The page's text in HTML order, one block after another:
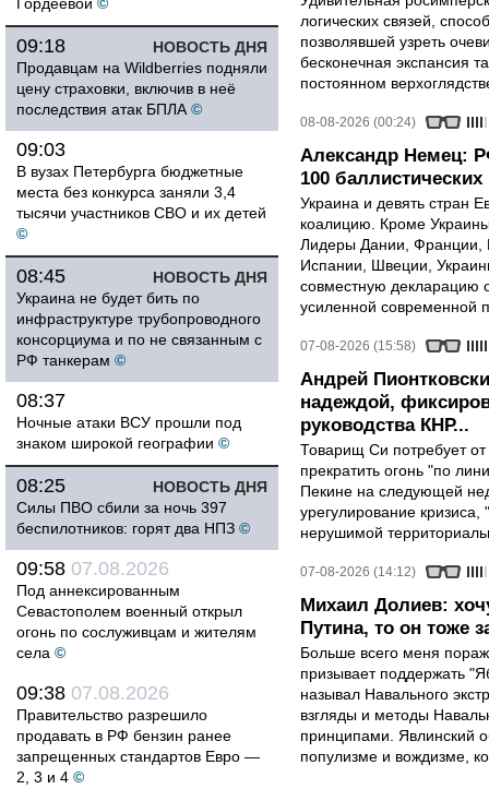
НОВОСТЬ ДНЯ
09:18
Продавцам на Wildberries подняли
цену страховки, включив в неё
последствия атак БПЛА ©
09:03
В вузах Петербурга бюджетные
места без конкурса заняли 3,4
тысячи участников СВО и их детей
©
НОВОСТЬ ДНЯ
08:45
Украина не будет бить по
инфраструктуре трубопроводного
консорциума и по не связанным с
РФ танкерам ©
08:37
Ночные атаки ВСУ прошли под
знаком широкой географии ©
НОВОСТЬ ДНЯ
08:25
Силы ПВО сбили за ночь 397
беспилотников: горят два НПЗ ©
09:58 07.08.2026
Под аннексированным
Севастополем военный открыл
огонь по сослуживцам и жителям
села ©
09:38 07.08.2026
Правительство разрешило
продавать в РФ бензин ранее
запрещенных стандартов Евро —
2, 3 и 4 ©
логических связей,
позволявшей узреть
бесконечная экспансия
постоянном
08-08-2026 (00:24)
Александр Немец:
100 баллистических
Украина и девять стран
коалицию. Кроме
Лидеры Дании, Франции,
Испании, Швеции,
совместную декларацию
усиленной современной
07-08-2026 (15:58)
Андрей
надеждой,
руководства КНР...
Товарищ Си потребует
прекратить огонь "по
Пекине на следующей
урегулирование
нерушимой
07-08-2026 (14:12)
Михаил Долиев:
Путина, то он тоже
Больше всего меня
призывает поддержать
называл Навального
взгляды и методы
принципами. Явлинский
популизме и вождизме,